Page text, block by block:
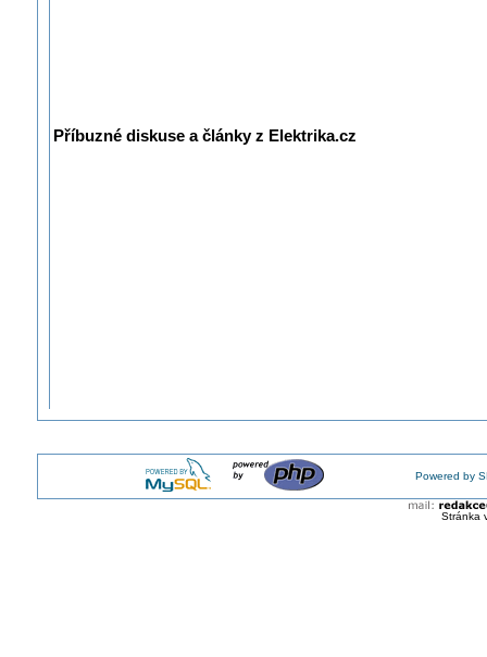
Příbuzné diskuse a články z Elektrika.cz
Powered by
Stránka